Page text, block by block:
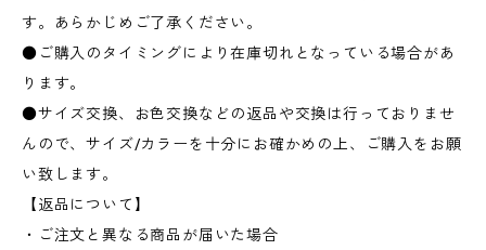
す。あらかじめご了承ください。
●ご購入のタイミングにより在庫切れとなっている場合があ
ります。
●サイズ交換、お色交換などの返品や交換は行っておりませ
んので、サイズ/カラーを十分にお確かめの上、ご購入をお願
い致します。
【返品について】
・ご注文と異なる商品が届いた場合